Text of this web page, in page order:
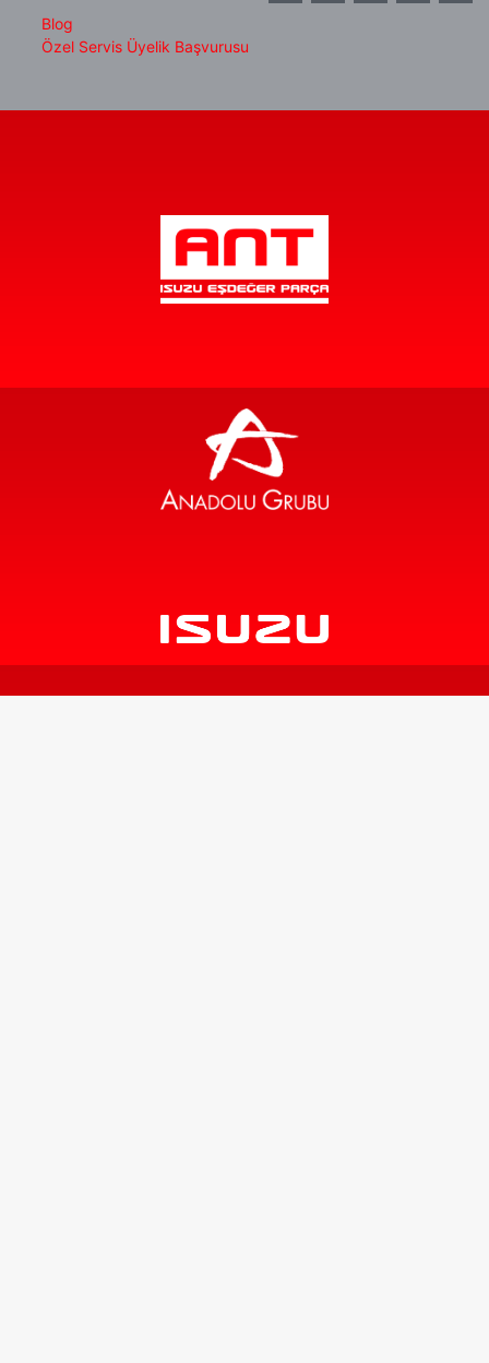
Blog
Özel Servis Üyelik Başvurusu